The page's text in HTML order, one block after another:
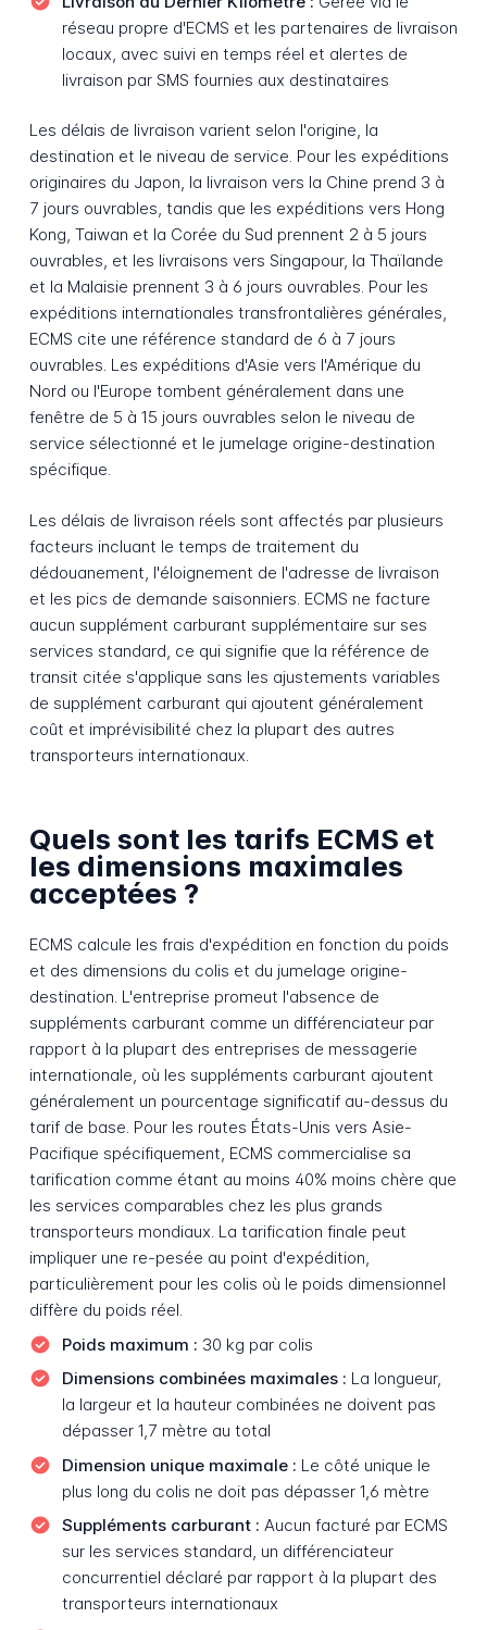
réseau propre d'ECMS et les partenaires de livraison
locaux, avec suivi en temps réel et alertes de
livraison par SMS fournies aux destinataires
Les délais de livraison varient selon l'origine, la
destination et le niveau de service. Pour les expéditions
originaires du Japon, la livraison vers la Chine prend 3 à
7 jours ouvrables, tandis que les expéditions vers Hong
Kong, Taiwan et la Corée du Sud prennent 2 à 5 jours
ouvrables, et les livraisons vers Singapour, la Thaïlande
et la Malaisie prennent 3 à 6 jours ouvrables. Pour les
expéditions internationales transfrontalières générales,
ECMS cite une référence standard de 6 à 7 jours
ouvrables. Les expéditions d'Asie vers l'Amérique du
Nord ou l'Europe tombent généralement dans une
fenêtre de 5 à 15 jours ouvrables selon le niveau de
service sélectionné et le jumelage origine-destination
spécifique.
Les délais de livraison réels sont affectés par plusieurs
facteurs incluant le temps de traitement du
dédouanement, l'éloignement de l'adresse de livraison
et les pics de demande saisonniers. ECMS ne facture
aucun supplément carburant supplémentaire sur ses
services standard, ce qui signifie que la référence de
transit citée s'applique sans les ajustements variables
de supplément carburant qui ajoutent généralement
coût et imprévisibilité chez la plupart des autres
transporteurs internationaux.
Quels sont les tarifs ECMS et
les dimensions maximales
acceptées ?
ECMS calcule les frais d'expédition en fonction du poids
et des dimensions du colis et du jumelage origine-
destination. L'entreprise promeut l'absence de
suppléments carburant comme un différenciateur par
rapport à la plupart des entreprises de messagerie
internationale, où les suppléments carburant ajoutent
généralement un pourcentage significatif au-dessus du
tarif de base. Pour les routes États-Unis vers Asie-
Pacifique spécifiquement, ECMS commercialise sa
tarification comme étant au moins 40% moins chère que
les services comparables chez les plus grands
transporteurs mondiaux. La tarification finale peut
impliquer une re-pesée au point d'expédition,
particulièrement pour les colis où le poids dimensionnel
diffère du poids réel.
Poids maximum : 30 kg par colis
Dimensions combinées maximales : La longueur,
la largeur et la hauteur combinées ne doivent pas
dépasser 1,7 mètre au total
Dimension unique maximale : Le côté unique le
plus long du colis ne doit pas dépasser 1,6 mètre
Suppléments carburant : Aucun facturé par ECMS
sur les services standard, un différenciateur
concurrentiel déclaré par rapport à la plupart des
transporteurs internationaux